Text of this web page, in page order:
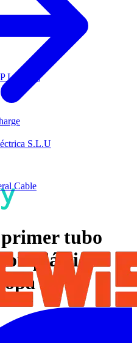
Lighting
S.L.U
Cable
tubo
plástico